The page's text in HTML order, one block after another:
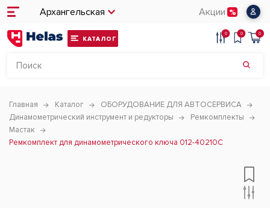
Архангельская Акции
КАТАЛОГ
0 0 0
Главная Каталог
ОБОРУДОВАНИЕ ДЛЯ АВТОСЕРВИСА
Динамометрический инструмент и редукторы
Ремкомплекты
Мастак
Ремкомплект для динамометрического ключа 012-40210C